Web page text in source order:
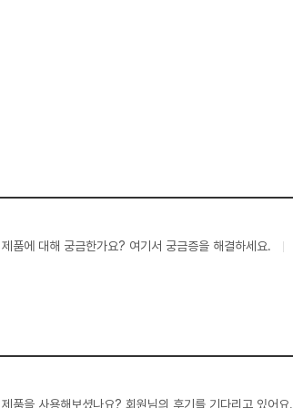
제품에 대해 궁금한가요? 여기서 궁금증을 해결하세요.
제품을 사용해보셨나요? 회원님의 후기를 기다리고 있어요.